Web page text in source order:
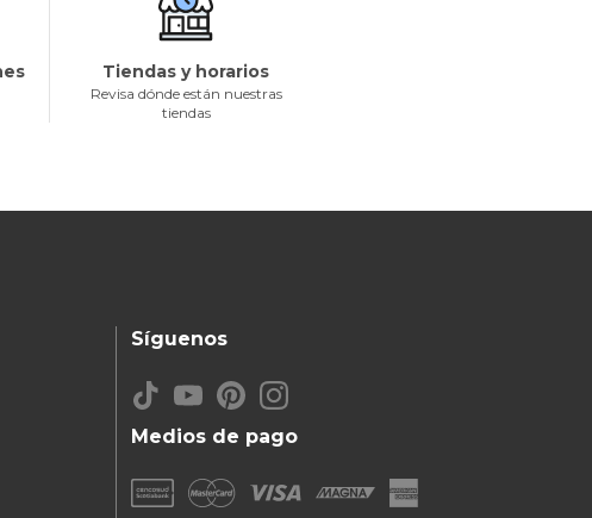
Tiendas y horarios
Revisa dónde están nuestras
tiendas
Medios de pago
Síguenos